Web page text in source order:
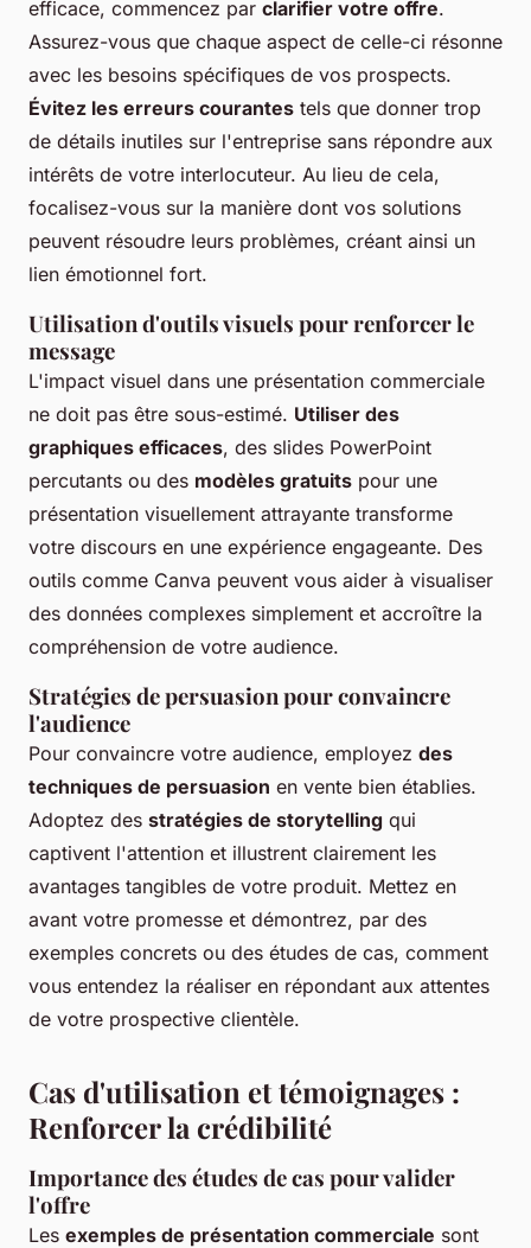
efficace, commencez par clarifier votre offre.
Assurez-vous que chaque aspect de celle-ci résonne
avec les besoins spécifiques de vos prospects.
Évitez les erreurs courantes tels que donner trop
de détails inutiles sur l'entreprise sans répondre aux
intérêts de votre interlocuteur. Au lieu de cela,
focalisez-vous sur la manière dont vos solutions
peuvent résoudre leurs problèmes, créant ainsi un
lien émotionnel fort.
Utilisation d'outils visuels pour renforcer le
message
L'impact visuel dans une présentation commerciale
ne doit pas être sous-estimé. Utiliser des
graphiques efficaces, des slides PowerPoint
percutants ou des modèles gratuits pour une
présentation visuellement attrayante transforme
votre discours en une expérience engageante. Des
outils comme Canva peuvent vous aider à visualiser
des données complexes simplement et accroître la
compréhension de votre audience.
Stratégies de persuasion pour convaincre
l'audience
Pour convaincre votre audience, employez des
techniques de persuasion en vente bien établies.
Adoptez des stratégies de storytelling qui
captivent l'attention et illustrent clairement les
avantages tangibles de votre produit. Mettez en
avant votre promesse et démontrez, par des
exemples concrets ou des études de cas, comment
vous entendez la réaliser en répondant aux attentes
de votre prospective clientèle.
Cas d'utilisation et témoignages :
Renforcer la crédibilité
Importance des études de cas pour valider
l'offre
Les exemples de présentation commerciale sont